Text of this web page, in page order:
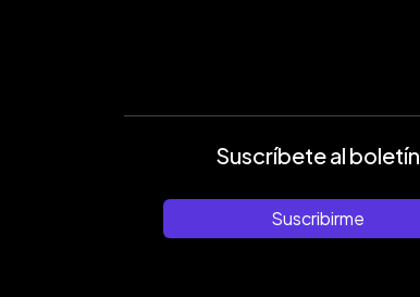
Suscríbete al boletín
Suscribirme